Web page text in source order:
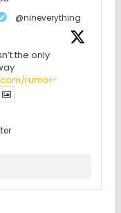
@nineverything
the only
rumor-